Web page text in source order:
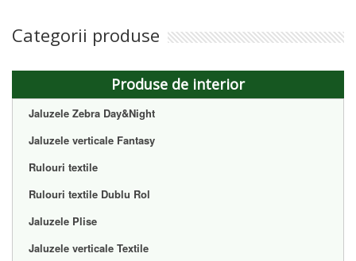
Categorii produse
Produse de interior
Jaluzele Zebra Day&Night
Jaluzele verticale Fantasy
Rulouri textile
Rulouri textile Dublu Rol
Jaluzele Plise
Jaluzele verticale Textile